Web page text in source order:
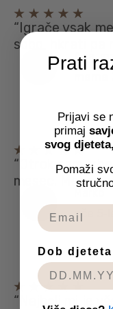
“Igrače vsak
sobo, hkrati pa
Ana,
mama
“Otrok sam
mesec. Mene
oče
“Najbolj mi je
Prati
Prijavi se
primaj
svog
Pomaži
Dob djeteta